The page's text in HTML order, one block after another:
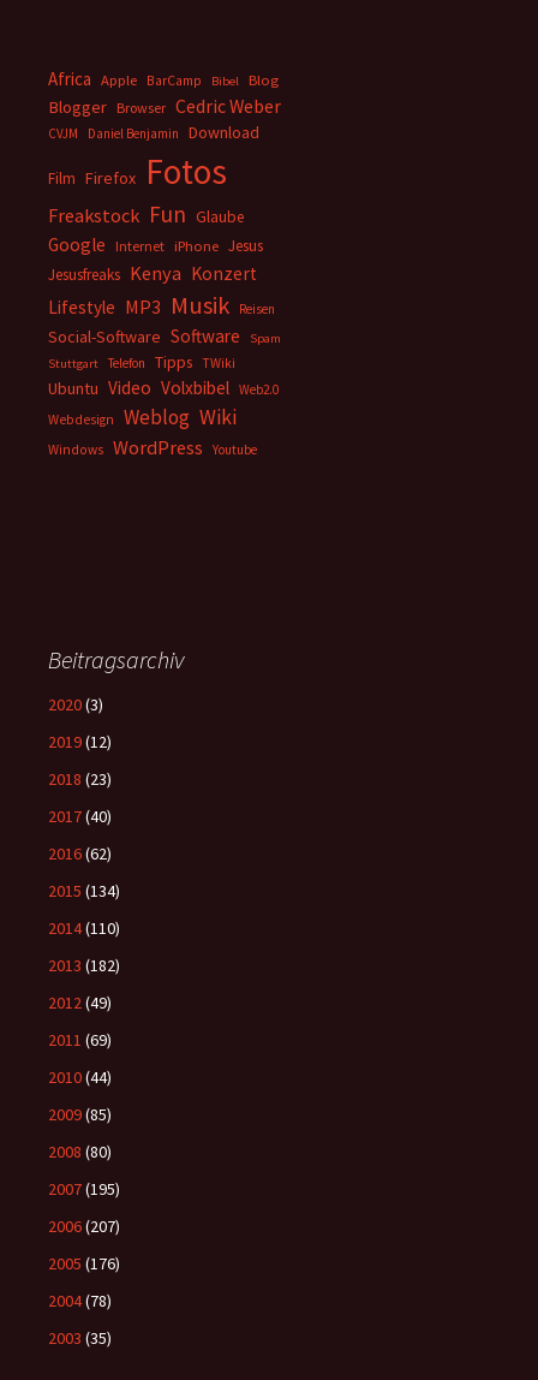
Africa Apple BarCamp Bibel Blog
Blogger Browser Cedric Weber
CVJM Daniel Benjamin Download
Film Firefox Fotos
Freakstock Fun Glaube
Google Internet iPhone Jesus
Jesusfreaks Kenya Konzert
Lifestyle MP3 Musik Reisen
Social-Software Software
Spam
Stuttgart
Telefon Tipps TWiki
Ubuntu Video Volxbibel Web2.0
Webdesign
Weblog Wiki
Windows WordPress Youtube
Beitragsarchiv
2020(3)
2019(12)
2018 (23)
2017(40)
2016(62)
2015 (134)
2014(110)
2013 (182)
2012(49)
2011 (69)
2010(44)
2009(85)
2008 (80)
2007(195)
2006(207)
2005 (176)
2004(78)
2003 (35)